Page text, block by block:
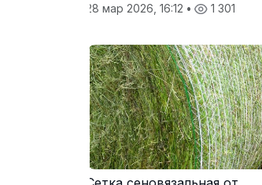
28 мар 2026, 16:12 • 1 301